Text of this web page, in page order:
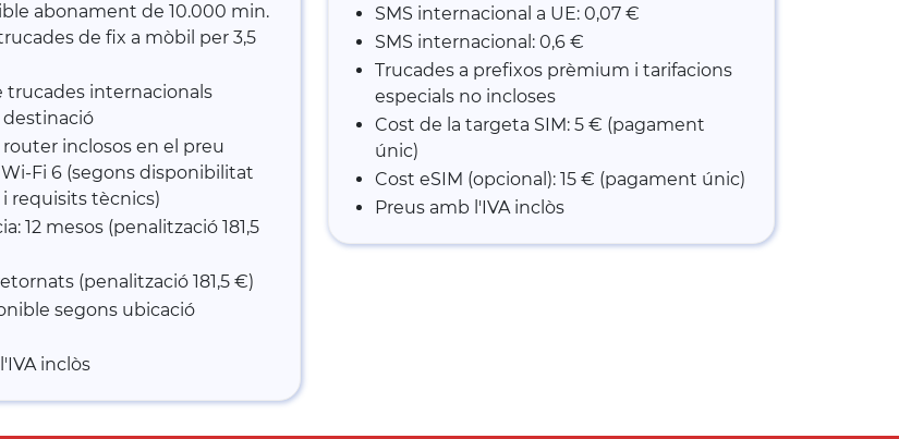
abonament de 10.000 min.
de fix a mòbil per 3,5
trucades internacionals
destinació
router inclosos en el preu
Fi 6 (segons disponibilitat
requisits tècnics)
12 mesos (penalització 181,5
(penalització 181,5 €)
segons ubicació
inclòs
SMS internacional a UE: 0,07 €
SMS internacional: 0,6 €
Trucades a prefixos prèmium i tarifacions
especials no incloses
Cost de la targeta SIM: 5 € (pagament
únic)
Cost eSIM (opcional): 15 € (pagament únic)
Preus amb l'IVA inclòs